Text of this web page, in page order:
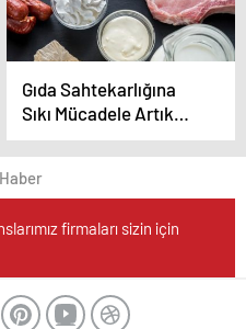
Gıda Sahtekarlığına
Sıkı Mücadele Artık
Gizlenemeyecek!
firmaları sizin için